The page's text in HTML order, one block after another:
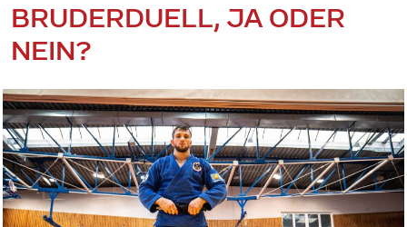
BRUDERDUELL, JA ODER
NEIN?